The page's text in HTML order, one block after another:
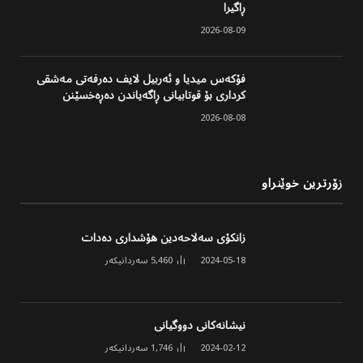
ڕاگیرا
2026-08-09
فۆکەس میدیا و ئەربیل لایف دەرفەتی مەشقی
کرداری بۆ قوتابیانی ڕاگەیاندن دەڕەخسێنن
2026-08-08
زۆرترین خوێنراو
زانکۆی سەلاحەدین هۆشداری دەدات
2024-05-18
5,460 سەردانیکەر
نیشانەکانی دووگیانی
2024-02-12
1,746 سەردانیکەر